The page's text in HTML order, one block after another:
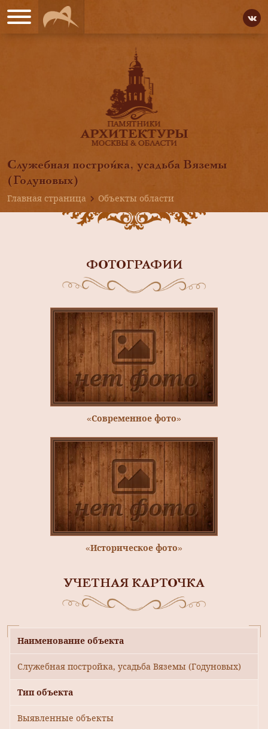
Служебная постройка, усадьба Вяземы
(Годуновых)
Главная страница
Объекты области
ФОТОГРАФИИ
«Современное фото»
«Историческое фото»
УЧЕТНАЯ КАРТОЧКА
Наименование объекта
Служебная постройка, усадьба Вяземы (Годуновых)
Тип объекта
Выявленные объекты